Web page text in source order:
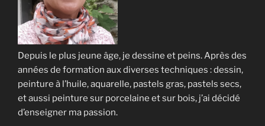
Depuis le plus jeune âge, je dessine et peins. Après des
années de formation aux diverses techniques : dessin,
peinture à l’huile, aquarelle, pastels gras, pastels secs,
et aussi peinture sur porcelaine et sur bois, j’ai décidé
d’enseigner ma passion.